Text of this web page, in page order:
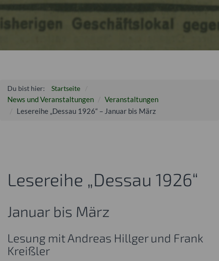
Du bist hier: Startseite
News und Veranstaltungen
Veranstaltungen
Lesereihe „Dessau 1926“ – Januar bis März
Lesereihe „Dessau 1926“
Januar bis März
Lesung mit Andreas Hillger und Frank
Kreißler